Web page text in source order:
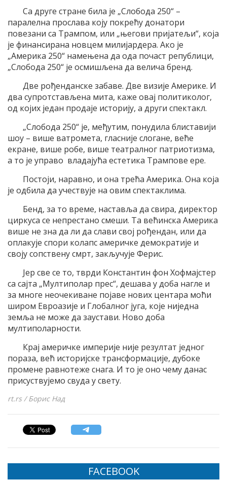
Са друге стране била је „Слобода 250“ –
паралелна прослава коју покрећу донатори
повезани са Трампом, или „његови пријатељи“, која
је финансирана новцем милијардера. Ако је
„Америка 250“ намењена да ода почаст републици,
„Слобода 250“ је осмишљена да велича бренд.
Две рођенданске забаве. Две визије Америке. И
два супротстављена мита, каже овај политиколог,
од којих један продаје историју, а други спектакл.
„Слобода 250“ је, међутим, понудила блиставији
шоу – више ватромета, гласније слогане, веће
екране, више робе, више театралног патриотизма,
а то је управо владајућа естетика Трампове ере.
Постоји, наравно, и она трећа Америка. Она која
је одбила да учествује на овим спектаклима.
Бенд, за то време, наставља да свира, директор
циркуса се непрестано смеши. Та већинска Америка
више не зна да ли да слави свој рођендан, или да
оплакује спори колапс америчке демократије и
своју сопствену смрт, закључује Ферис.
Јер све се то, тврди Константин фон Хофмајстер
са сајта „Мултиполар прес“, дешава у доба нагле и
за многе неочекиване појаве нових центара моћи
широм Евроазије и Глобалног југа, које ниједна
земља не може да заустави. Ново доба
мултиполарности.
Крај америчке империје није резултат једног
пораза, већ историјске трансформације, дубоке
промене равнотеже снага. И то је оно чему данас
присуствујемо свуда у свету.
rt.rs / Борис Над
FACEBOOK